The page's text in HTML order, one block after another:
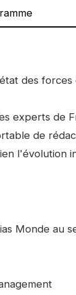
des
experts de
de
l'évolution
Monde au